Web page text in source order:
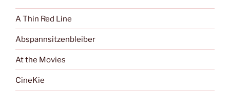
A Thin Red Line
Abspannsitzenbleiber
At the Movies
CineKie